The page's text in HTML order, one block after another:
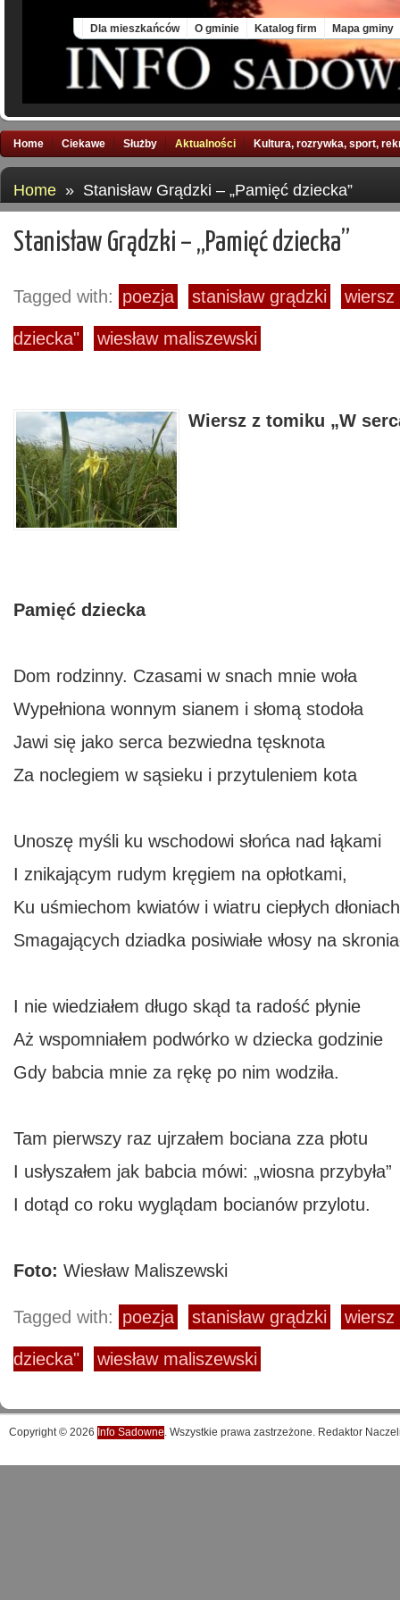
Dla mieszkańców O gminie Katalog firm Mapa gminy
Home Ciekawe Służby Aktualności Kultura, rozrywka, sport,
Home » Stanisław Grądzki – „Pamięć dziecka”
Stanisław Grądzki – „Pamięć dziecka”
Tagged with: poezja stanisław grądzki wiersz
dziecka" wiesław maliszewski
Wiersz z tomiku „W
Pamięć dziecka
Dom rodzinny. Czasami w snach mnie woła
Wypełniona wonnym sianem i słomą stodoła
Jawi się jako serca bezwiedna tęsknota
Za noclegiem w sąsieku i przytuleniem kota
Unoszę myśli ku wschodowi słońca nad łąkami
I znikającym rudym kręgiem na opłotkami,
Ku uśmiechom kwiatów i wiatru ciepłych dłoniach
Smagających dziadka posiwiałe włosy na
I nie wiedziałem długo skąd ta radość płynie
Aż wspomniałem podwórko w dziecka godzinie
Gdy babcia mnie za rękę po nim wodziła.
Tam pierwszy raz ujrzałem bociana zza płotu
I usłyszałem jak babcia mówi: „wiosna przybyła”
I dotąd co roku wyglądam bocianów przylotu.
Foto: Wiesław Maliszewski
Tagged with: poezja stanisław grądzki wiersz
dziecka" wiesław maliszewski
Copyright © 2026 Info Sadowne. Wszystkie prawa zastrzeżone. Redaktor